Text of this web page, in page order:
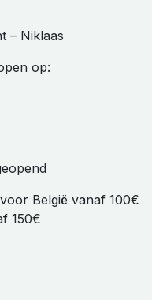
– Niklaas
op:
België vanaf 100€
150€